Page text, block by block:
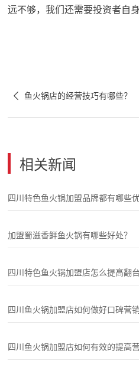
远不够，我们还需要投资者自
鱼火锅店的经营技巧有哪些？
相关新闻
四川特色鱼火锅加盟品牌都有哪些优
加盟蜀滋香鲜鱼火锅有哪些好处？
四川特色鱼火锅加盟店怎么提高翻台
四川鱼火锅加盟店如何做好口碑营销
四川鱼火锅加盟店如何有效的提高营